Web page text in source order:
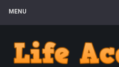
MENU